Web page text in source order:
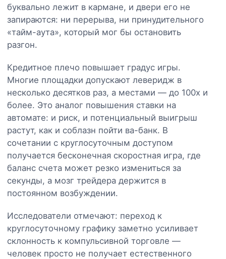
буквально лежит в кармане, и двери его не
запираются: ни перерыва, ни принудительного
«тайм-аута», который мог бы остановить
разгон.
Кредитное плечо повышает градус игры.
Многие площадки допускают леверидж в
несколько десятков раз, а местами — до 100x и
более. Это аналог повышения ставки на
автомате: и риск, и потенциальный выигрыш
растут, как и соблазн пойти ва-банк. В
сочетании с круглосуточным доступом
получается бесконечная скоростная игра, где
баланс счета может резко измениться за
секунды, а мозг трейдера держится в
постоянном возбуждении.
Исследователи отмечают: переход к
круглосуточному графику заметно усиливает
склонность к компульсивной торговле —
человек просто не получает естественного